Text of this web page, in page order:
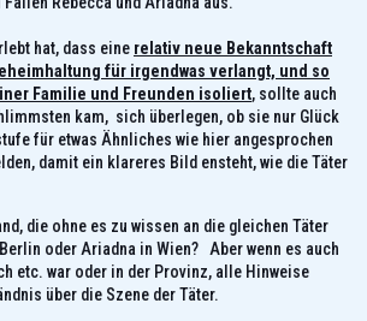
hat, dass eine relativ neue Bekanntschaft
für irgendwas verlangt, und so
Familie und Freunden isoliert, sollte auch
kam, sich überlegen, ob sie nur Glück
für etwas Ähnliches wie hier angesprochen
damit ein klareres Bild ensteht, wie die Täter
die ohne es zu wissen an die gleichen Täter
oder Ariadna in Wien? Aber wenn es auch
etc. war oder in der Provinz, alle Hinweise
über die Szene der Täter.